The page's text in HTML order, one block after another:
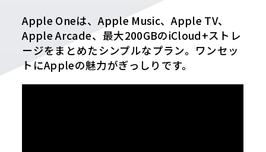
Apple Oneは、Apple Music、Apple TV、
Apple Arcade、最大200GBのiCloud+ストレ
ージをまとめたシンプルなプラン。ワンセッ
トにAppleの魅力がぎっしりです。